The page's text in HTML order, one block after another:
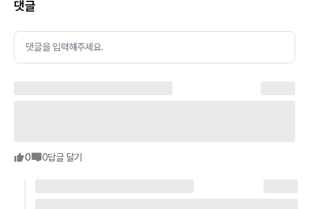
댓글
댓글을 입력해주세요.
0 0답글 달기